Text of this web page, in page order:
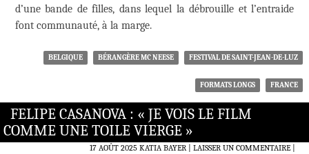
d’une bande de filles, dans lequel la débrouille et l’entraide
font communauté, à la marge.
BELGIQUE BÉRANGÈRE MC NEESE FESTIVAL DE SAINT-JEAN-DE-LUZ
FORMATS LONGS FRANCE
FELIPE CASANOVA : « JE VOIS LE FILM
COMME UNE TOILE VIERGE »
17 AOÛT 2025 KATIA BAYER LAISSER UN COMMENTAIRE|